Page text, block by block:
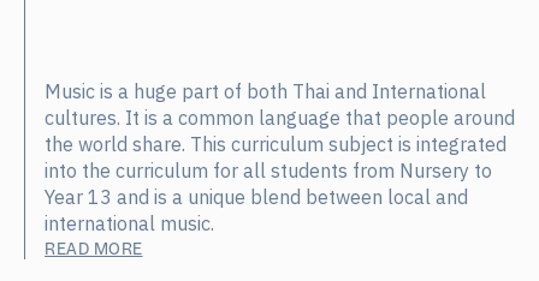
Music is a huge part of both Thai and International
cultures. It is a common language that people around
the world share. This curriculum subject is integrated
into the curriculum for all students from Nursery to
Year 13 and is a unique blend between local and
international music.
READ MORE